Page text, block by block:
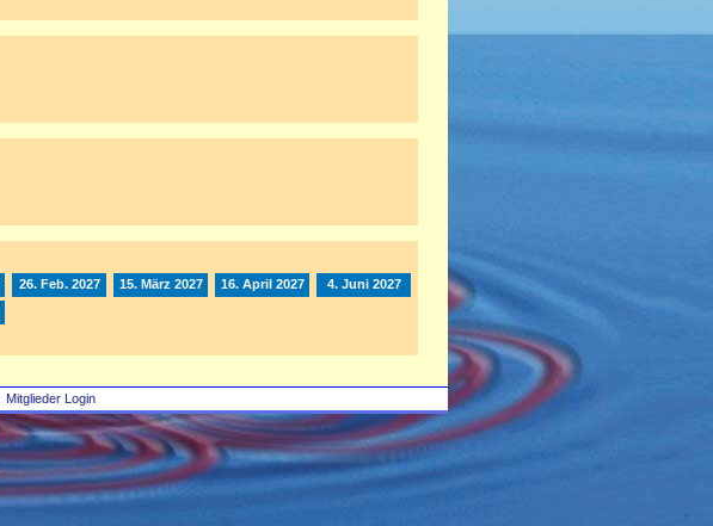
Mitglieder Login
26. Feb. 2027 15. März 2027 16. April 2027
4. Juni 2027